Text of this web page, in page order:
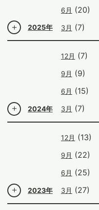
2025年
6月 (20)
3月 (7)
2024年
12月 (7)
9月 (9)
6月 (15)
3月 (7)
2023年
12月 (13)
9月 (22)
6月 (25)
3月 (27)